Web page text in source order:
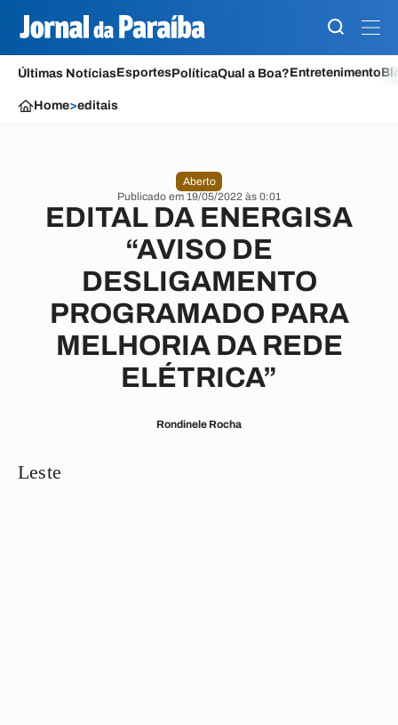
Últimas NotíciasEsportesPolíticaQual a Boa?Entretenimento
Home>editais
Aberto
Publicado em 19/05/2022 às 0:01
EDITAL DA ENERGISA
“AVISO DE
DESLIGAMENTO
PROGRAMADO PARA
MELHORIA DA REDE
ELÉTRICA”
Rondinele Rocha
Leste